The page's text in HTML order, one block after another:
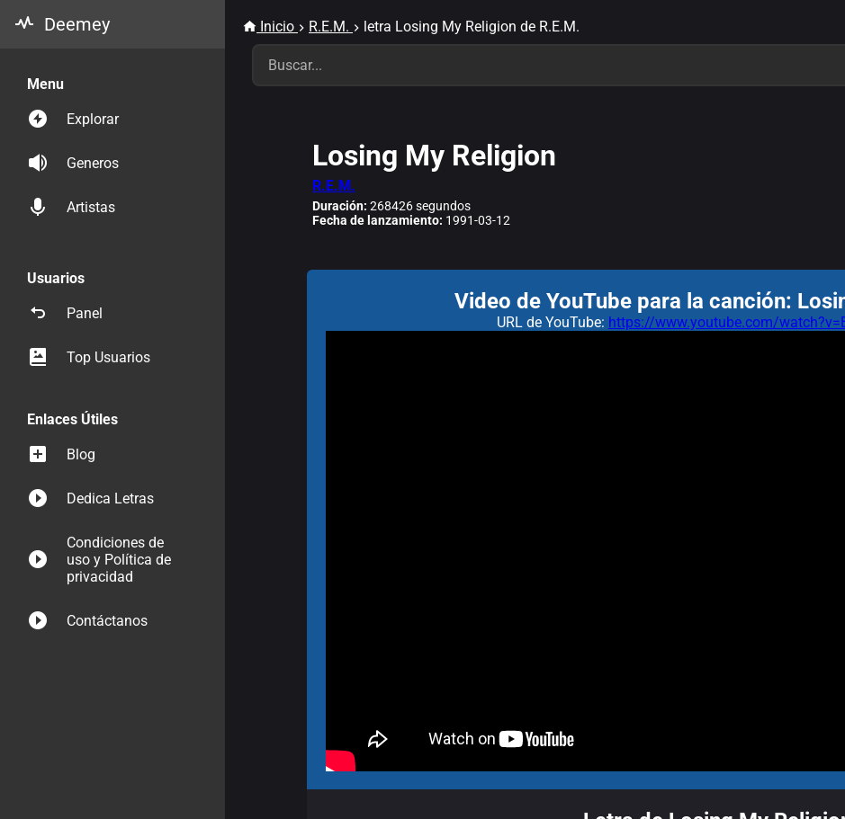
Deemey
Menu
Explorar
Generos
Artistas
Usuarios
Panel
Top Usuarios
Enlaces Útiles
Blog
Dedica Letras
Condiciones de
uso y Política de
privacidad
Contáctanos
Inicio R.E.M. letra Losing My Religion de R.E.M.
Losing My Religion
R.E.M.
Duración: 268426 segundos
Fecha de lanzamiento: 1991-03-12
Video de YouTube para la canción:
URL de YouTube: https://www.youtube.com/